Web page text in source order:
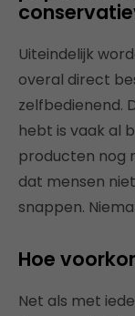
Uiteindelijk
overal direct
zelfbedienend.
hebt is vaak al
producten nog
dat mensen
snappen.
Hoe
Net als met